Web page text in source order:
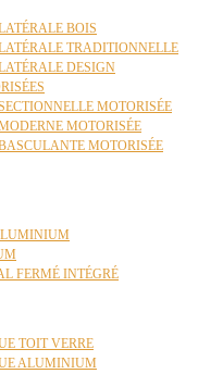
BOIS
TRADITIONNELLE
DESIGN
MOTORISÉE
MOTORISÉE
MOTORISÉE
FERMÉ INTÉGRÉ
TOIT VERRE
ALUMINIUM